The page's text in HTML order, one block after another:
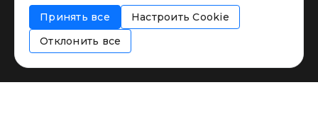
Соглашение об информировании
Политика использования cookies
Принять все
Настроить Cookie
Отклонить все